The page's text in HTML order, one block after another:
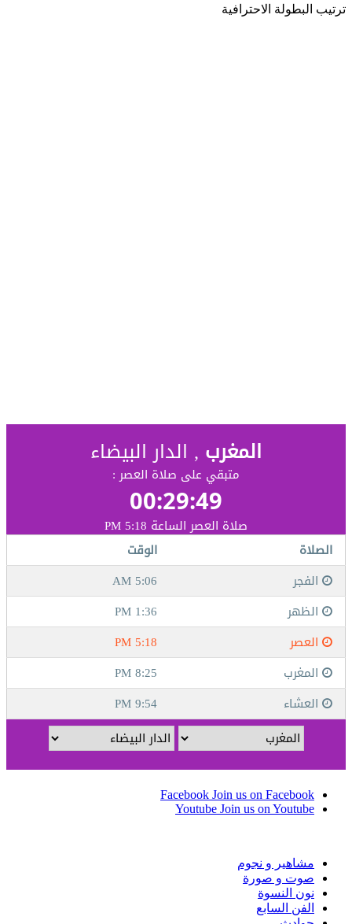
ترتيب البطولة الاحترافية
Facebook Join us on Facebook
Youtube Join us on Youtube
مشاهير و نجوم
صوت و صورة
نون النسوة
الفن السابع